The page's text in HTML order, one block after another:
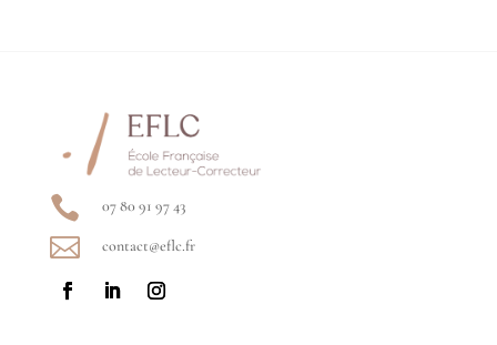
 07 80 91 97 43
 contact@eflc.fr